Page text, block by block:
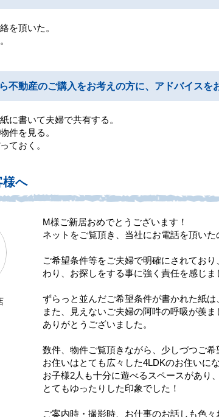
を頂いた。
不動産のご購入をお考えの方に、アドバイスを
に書いて夫婦で共有する。
件を見る。
ておく。
様へ
M様ご新居おめでとうございます！
ネットをご覧頂き、当社にお電話を頂いた
ご希望条件等をご夫婦で明確にされてお
わり、お探しをする事に強く責任を感じま
ずらっと並んだご希望条件が書かれた紙は
また、見えないご夫婦の阿吽の呼吸が羨ま
ありがとうございました。
数件、物件ご覧頂きながら、少しづつご
お住いはとても広々した4LDKのお住いにな
お子様2人も十分に遊べるスペースがあり
とてもゆったりした印象でした！
ご案内時・撮影時、お仕事のお話しも色